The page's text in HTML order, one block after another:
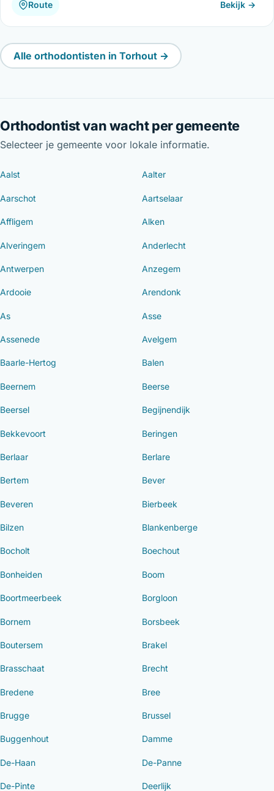
Route Bekijk →
Alle orthodontisten in Torhout →
Orthodontist van wacht per gemeente
Selecteer je gemeente voor lokale informatie.
Aalst Aalter
Aarschot Aartselaar
Affligem Alken
Alveringem Anderlecht
Antwerpen Anzegem
Ardooie Arendonk
As Asse
Assenede Avelgem
Baarle-Hertog Balen
Beernem Beerse
Beersel Begijnendijk
Bekkevoort Beringen
Berlaar Berlare
Bertem Bever
Beveren Bierbeek
Bilzen Blankenberge
Bocholt Boechout
Bonheiden Boom
Boortmeerbeek Borgloon
Bornem Borsbeek
Boutersem Brakel
Brasschaat Brecht
Bredene Bree
Brugge Brussel
Buggenhout Damme
De-Haan De-Panne
De-Pinte Deerlijk